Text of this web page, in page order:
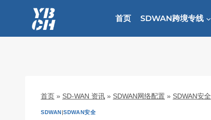
首页 SDWAN跨境专线
首页 » SD-WAN 资讯 » SDWAN网络配置 » SDWAN安全
SDWAN|SDWAN安全